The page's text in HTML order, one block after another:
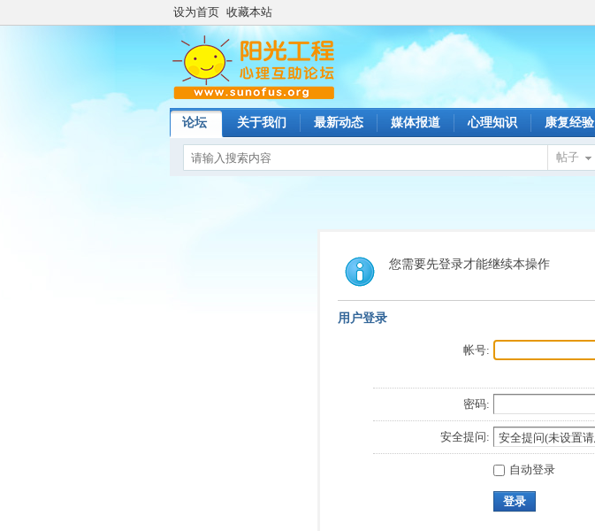
设为首页 收藏本站
论坛 关于我们 最新动态 媒体报道 心理知识 康复经验
帖子
您需要先登录才能继续本操作
用户登录
帐号:
密码:
安全提问:
自动登录
登录